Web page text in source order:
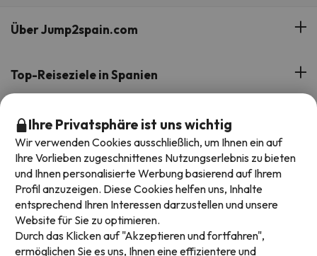
Über Jump2spain.com
Bewertungen
Unser Team
Unsere Reisegruppe
Support im Urlaub
Top-Reiseziele in Spanien
Angebote in Málaga
Angebote in Andalusien
Angebote auf den Kanaren
Top Deals
All-Inclusive-Hotels
Inselhotels in Spanien
Hotels mit Wasserpark in Spanien
Hotelangebote mit Familienrabatten
Buchen Sie Ihr Schnäppchen bei Jump2spain.com
Wie man auf Jump2spain.com bucht
Faqs
Wir akzeptieren
Ihre Privatsphäre ist uns wichtig
Wir verwenden Cookies ausschließlich, um Ihnen ein auf
Ihre Vorlieben zugeschnittenes Nutzungserlebnis zu bieten
und Ihnen personalisierte Werbung basierend auf Ihrem
Profil anzuzeigen. Diese Cookies helfen uns, Inhalte
entsprechend Ihren Interessen darzustellen und unsere
Website für Sie zu optimieren.
Durch das Klicken auf "Akzeptieren und fortfahren",
ermöglichen Sie es uns, Ihnen eine effizientere und